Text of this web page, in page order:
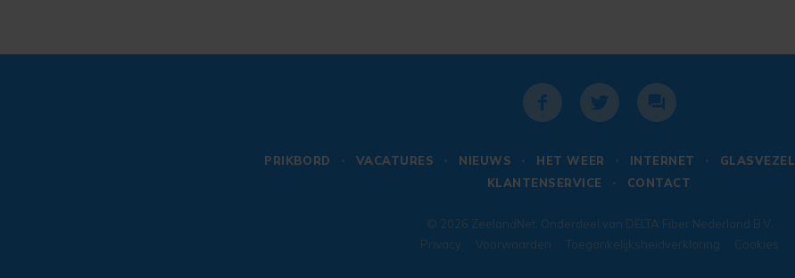
opgeroepen. De komst hiervan werd
rond 20.00 uur geannuleerd. Er hoefde
na een medische check niemand mee
hebben een verdachte aangehouden.
Deze is overgebracht naar een
politiecellencomplex. Een deel van de
met linten. Volgens de politie ging aan
het incident vermoedelijk een ruzie
PRIKBORD VACATURES NIEUWS HET WEER INTERNET GLASVEZEL
KLANTENSERVICE
CONTACT
© 2026 ZeelandNet . Onderdeel van DELTA Fiber Nederland B.V.
Privacy
Voorwaarden Toegankelijksheidverklaring Cookies